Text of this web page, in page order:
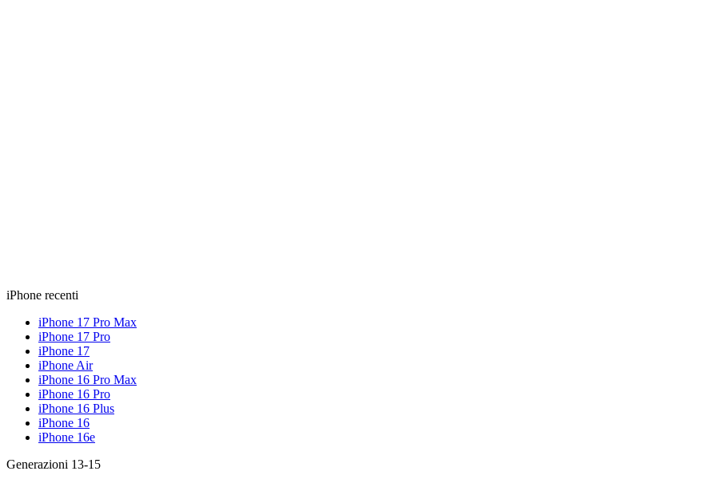
iPhone recenti
iPhone 17 Pro Max
iPhone 17 Pro
iPhone 17
iPhone Air
iPhone 16 Pro Max
iPhone 16 Pro
iPhone 16 Plus
iPhone 16
iPhone 16e
Generazioni 13-15